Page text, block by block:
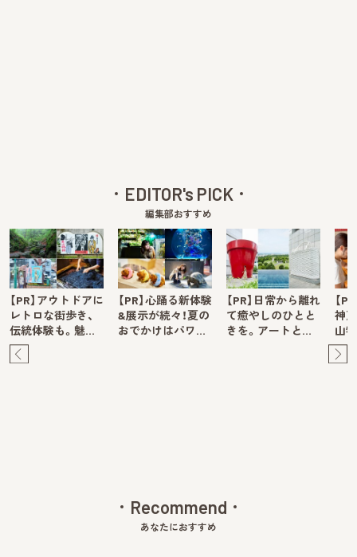
EDITOR's PICK
編集部おすすめ
【PR】アウトドアに
レトロな街歩き、
伝統体験も。魅…
【PR】心踊る新体験
&展示が続々！夏の
おでかけはパワ…
【PR】日常から離れ
て癒やしのひとと
きを。アートと…
【
神
山
Recommend
あなたにおすすめ